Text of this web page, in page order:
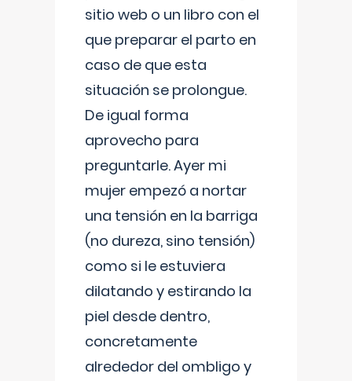
sitio web o un libro con el
que preparar el parto en
caso de que esta
situación se prolongue.
De igual forma
aprovecho para
preguntarle. Ayer mi
mujer empezó a nortar
una tensión en la barriga
(no dureza, sino tensión)
como si le estuviera
dilatando y estirando la
piel desde dentro,
concretamente
alrededor del ombligo y